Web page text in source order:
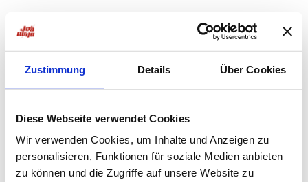
Zustimmung Details Über Cookies
Diese Webseite verwendet Cookies
Wir verwenden Cookies, um Inhalte und Anzeigen zu
personalisieren, Funktionen für soziale Medien anbieten
zu können und die Zugriffe auf unsere Website zu